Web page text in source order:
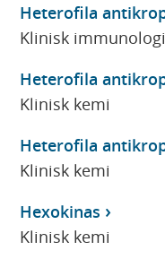
Heterofila
Klinisk
Heterofila
Klinisk kemi
Heterofila
Klinisk kemi
Hexokinas
Klinisk kemi